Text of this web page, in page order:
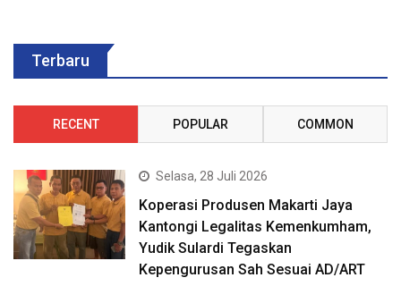
Terbaru
RECENT POPULAR COMMON
Selasa, 28 Juli 2026
Koperasi Produsen Makarti Jaya
Kantongi Legalitas Kemenkumham,
Yudik Sulardi Tegaskan
Kepengurusan Sah Sesuai AD/ART